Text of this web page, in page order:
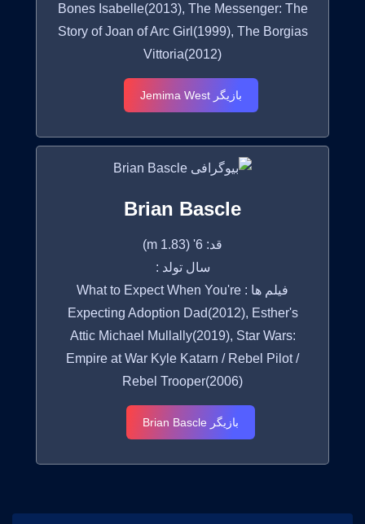
Bones Isabelle(2013), The Messenger: The
Story of Joan of Arc Girl(1999), The Borgias
Vittoria(2012)
بازیگر Jemima West
Brian Bascle
قد: 6' (1.83 m)
سال تولد :
فیلم ها : What to Expect When You're
Expecting Adoption Dad(2012), Esther's
Attic Michael Mullally(2019), Star Wars:
Empire at War Kyle Katarn / Rebel Pilot /
Rebel Trooper(2006)
بازیگر Brian Bascle